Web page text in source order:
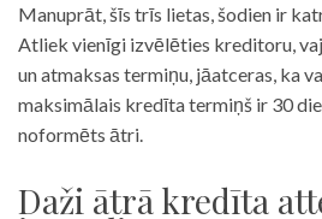
Manuprāt, šīs trīs lietas, šodien ir
Atliek vienīgi izvēlēties kreditoru,
un atmaksas termiņu, jāatceras, ka
maksimālais kredīta termiņš ir 30
noformēts ātri.
Daži ātrā kredīta